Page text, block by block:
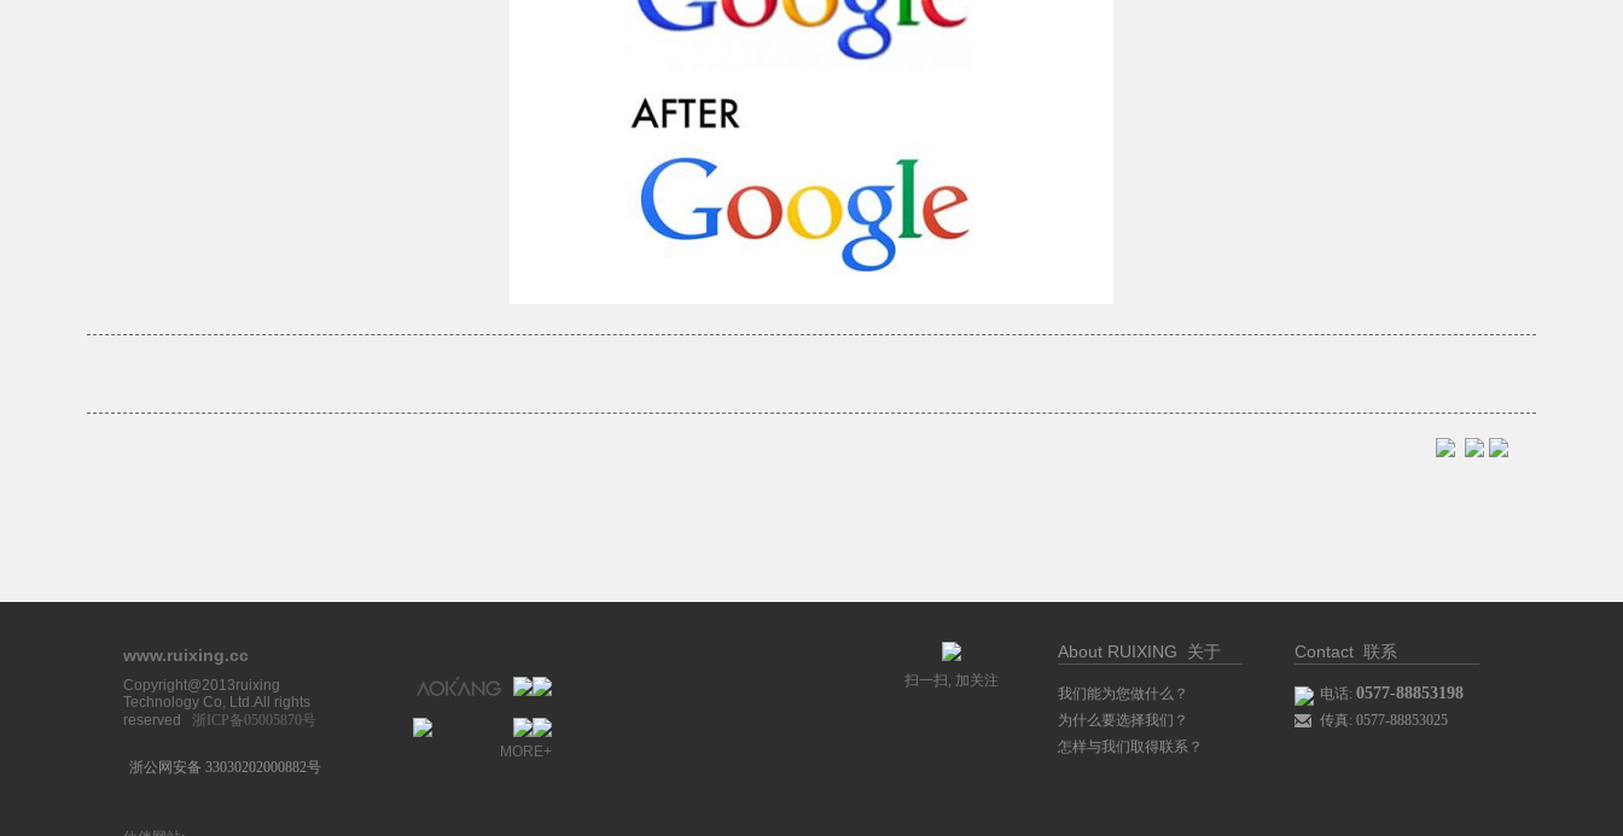
www.ruixing.cc
Copyright@2013ruixing
Technology Co, Ltd.All rights
reserved 浙ICP备05005870号
浙公网安备 33030202000882号
MORE+
扫一扫, 加关注
About RUIXING 关于
我们能为您做什么？
为什么要选择我们？
怎样与我们取得联系？
Contact 联系
电话: 0577-88853198
传真: 0577-88853025